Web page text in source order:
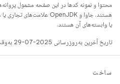
محتوا و نمونه کدها در این صفحه مشمول
یا وابسته‌های آن هستند.
تاریخ آخرین به‌روزرسانی 2025-07-29 به‌وقت ساعت هماهنگ جهانی.
ساخت